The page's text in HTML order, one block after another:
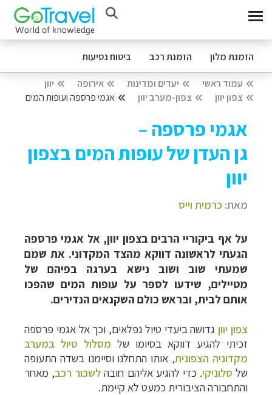
הזמנת מלון הזמנת רכב ביטוח נסיעות
עמוד ראשי יעדים ומדינות אירופה
יוון
צפון יוון
צפון-מערב יוון אגמי פרספה ועופות המים
אגמי פרספה –
גן העדן של עופות המים בצפון
יוון
מאת: כרמית וייס
על אף ביקוריי הרבים בצפון יוון, אל אגמי פרספה
הגעתי לראשונה דווקא מהצד המקדוני. את שמם
שמעתי שוב ושוב נישא בערגה בפיהם של
מטיילים, שידעו לספר על עופות המים שהפכו
אותם לבית, ובראש כולם השקנאים הנדירים.
צפון יווןגדושה ביעדי טיול נפלאים, וכך אל אגמי פרספה
זכיתי להגיע דווקא בסיומו של מסלול טיול במערב
מקדוניה הצפונית, אותו התחלנו וסיימנו בשדה התעופה
של סלוניקי. כדי להגיע אליהם חובה לשכור רכב, מאחר
והתחבורה הציבורית כמעט לא קיימת.